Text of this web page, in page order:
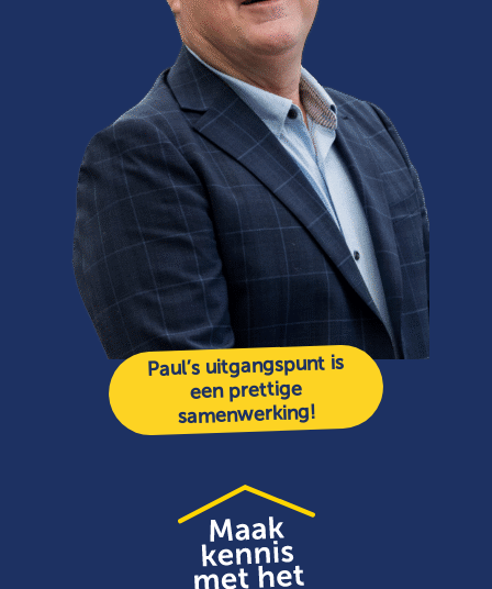
Paul’s uitgangspunt is
een prettige
samenwerking!